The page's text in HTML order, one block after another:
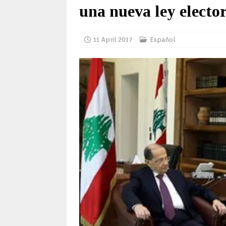
una nueva ley
11 April 2017 Español